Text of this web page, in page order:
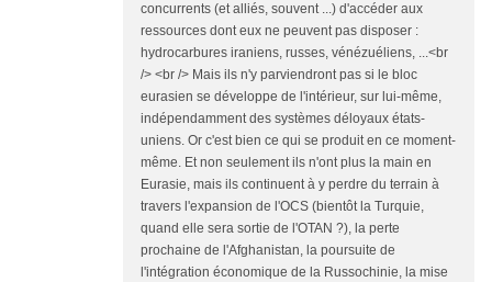
concurrents (et alliés, souvent ...) d'accéder aux
ressources dont eux ne peuvent pas disposer :
hydrocarbures iraniens, russes, vénézuéliens, ...<br
/> <br /> Mais ils n'y parviendront pas si le bloc
eurasien se développe de l'intérieur, sur lui-même,
indépendamment des systèmes déloyaux états-
uniens. Or c'est bien ce qui se produit en ce moment-
même. Et non seulement ils n'ont plus la main en
Eurasie, mais ils continuent à y perdre du terrain à
travers l'expansion de l'OCS (bientôt la Turquie,
quand elle sera sortie de l'OTAN ?), la perte
prochaine de l'Afghanistan, la poursuite de
l'intégration économique de la Russochinie, la mise